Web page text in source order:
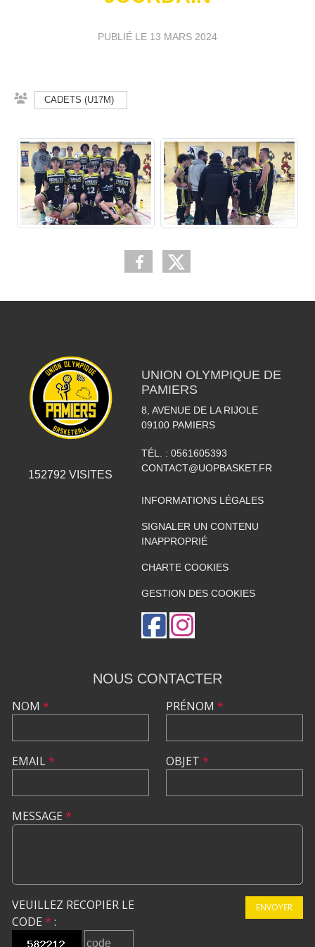
PUBLIÉ LE 13 MARS 2024
CADETS (U17M)
152792 VISITES
UNION OLYMPIQUE DE
PAMIERS
8, AVENUE DE LA RIJOLE
09100 PAMIERS
TÉL. : 0561605393
CONTACT@UOPBASKET.FR
INFORMATIONS LÉGALES
SIGNALER UN CONTENU
INAPPROPRIÉ
CHARTE COOKIES
GESTION DES COOKIES
NOUS CONTACTER
NOM *
EMAIL*
PRÉNOM *
OBJET *
MESSAGE *
VEUILLEZ RECOPIER LE
CODE * :
ENVOYER